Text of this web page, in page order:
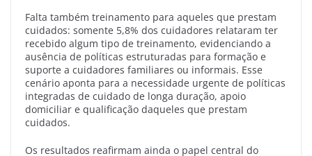
Falta também treinamento para aqueles que prestam
cuidados: somente 5,8% dos cuidadores relataram ter
recebido algum tipo de treinamento, evidenciando a
ausência de políticas estruturadas para formação e
suporte a cuidadores familiares ou informais. Esse
cenário aponta para a necessidade urgente de políticas
integradas de cuidado de longa duração, apoio
domiciliar e qualificação daqueles que prestam
cuidados.
Os resultados reafirmam ainda o papel central do